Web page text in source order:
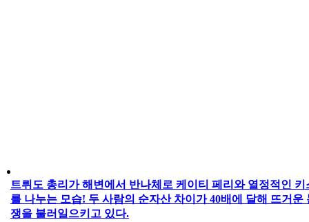
트뤼도 총리가 해변에서 반나체로 케이티 페리와 열정적인 키
를 나누는 모습! 두 사람의 순자산 차이가 40배에 달해 뜨거운
쟁을 불러일으키고 있다.